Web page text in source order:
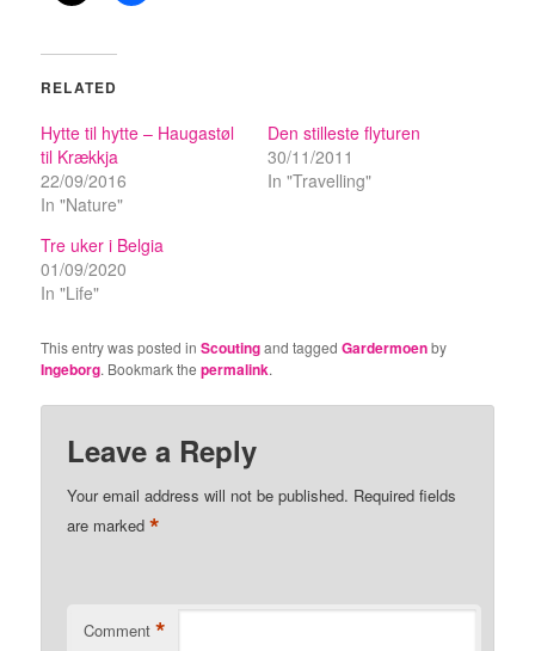
RELATED
Hytte til hytte – Haugastøl
til Krækkja
22/09/2016
In "Nature"
Den stilleste flyturen
30/11/2011
In "Travelling"
Tre uker i Belgia
01/09/2020
In "Life"
This entry was posted inScoutingand taggedGardermoenby
Ingeborg. Bookmark thepermalink.
Leave a Reply
Your email address will not be published. Required fields
are marked*
Comment *